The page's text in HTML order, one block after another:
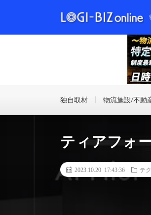
独自取材 物流施設/不動
ティアフォ
2023.10.20 17:43:36 テ